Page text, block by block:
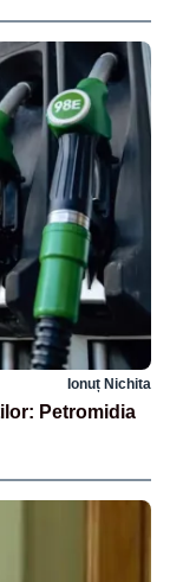
Ionuț Nichita
Petromidia